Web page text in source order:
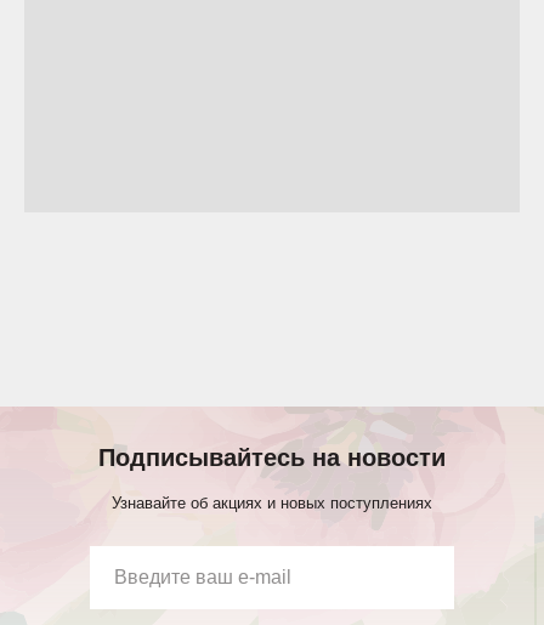
Подписывайтесь на новости
Узнавайте об акциях и новых поступлениях